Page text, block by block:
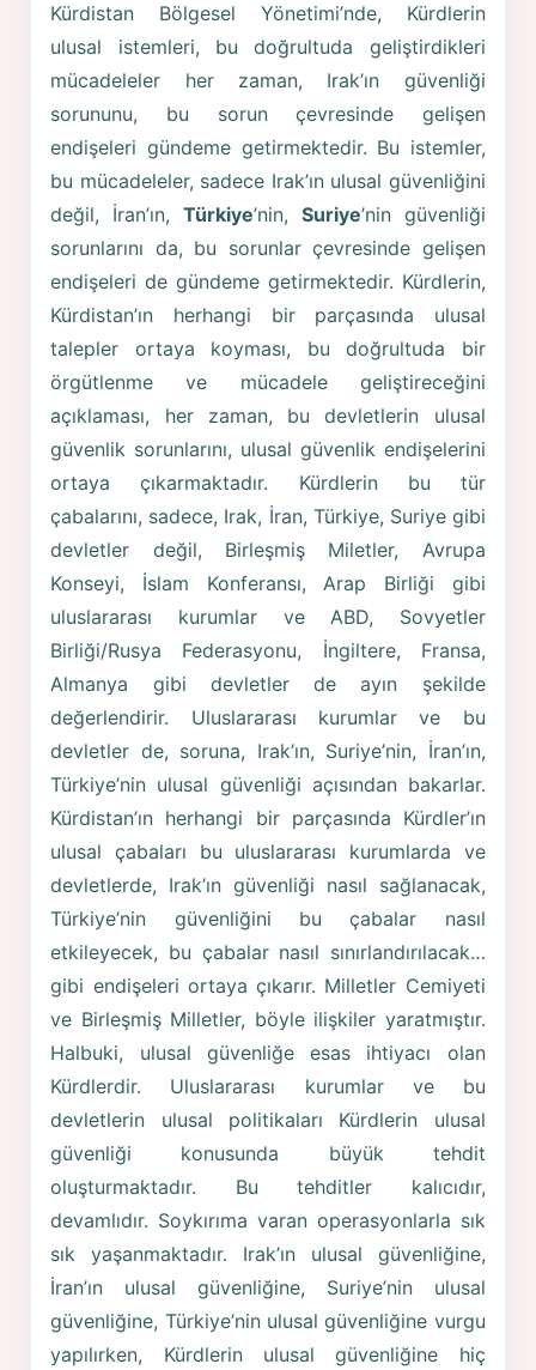
Kürdistan Bölgesel Yönetimi’nde, Kürdlerin
ulusal istemleri, bu doğrultuda geliştirdikleri
mücadeleler her zaman, Irak’ın güvenliği
sorununu, bu sorun çevresinde gelişen
endişeleri gündeme getirmektedir. Bu istemler,
bu mücadeleler, sadece Irak’ın ulusal güvenliğini
değil, İran’ın, Türkiye’nin, Suriye’nin güvenliği
sorunlarını da, bu sorunlar çevresinde gelişen
endişeleri de gündeme getirmektedir. Kürdlerin,
Kürdistan’ın herhangi bir parçasında ulusal
talepler ortaya koyması, bu doğrultuda bir
örgütlenme ve mücadele geliştireceğini
açıklaması, her zaman, bu devletlerin ulusal
güvenlik sorunlarını, ulusal güvenlik endişelerini
ortaya çıkarmaktadır. Kürdlerin bu tür
çabalarını, sadece, Irak, İran, Türkiye, Suriye gibi
devletler değil, Birleşmiş Miletler, Avrupa
Konseyi, İslam Konferansı, Arap Birliği gibi
uluslararası kurumlar ve ABD, Sovyetler
Birliği/Rusya Federasyonu, İngiltere, Fransa,
Almanya gibi devletler de ayın şekilde
değerlendirir. Uluslararası kurumlar ve bu
devletler de, soruna, Irak’ın, Suriye’nin, İran’ın,
Türkiye’nin ulusal güvenliği açısından bakarlar.
Kürdistan’ın herhangi bir parçasında Kürdler’ın
ulusal çabaları bu uluslararası kurumlarda ve
devletlerde, Irak’ın güvenliği nasıl sağlanacak,
Türkiye’nin güvenliğini bu çabalar nasıl
etkileyecek, bu çabalar nasıl sınırlandırılacak…
gibi endişeleri ortaya çıkarır. Milletler Cemiyeti
ve Birleşmiş Milletler, böyle ilişkiler yaratmıştır.
Halbuki, ulusal güvenliğe esas ihtiyacı olan
Kürdlerdir. Uluslararası kurumlar ve bu
devletlerin ulusal politikaları Kürdlerin ulusal
güvenliği konusunda büyük tehdit
oluşturmaktadır. Bu tehditler kalıcıdır,
devamlıdır. Soykırıma varan operasyonlarla sık
sık yaşanmaktadır. Irak’ın ulusal güvenliğine,
İran’ın ulusal güvenliğine, Suriye’nin ulusal
güvenliğine, Türkiye’nin ulusal güvenliğine vurgu
yapılırken, Kürdlerin ulusal güvenliğine hiç